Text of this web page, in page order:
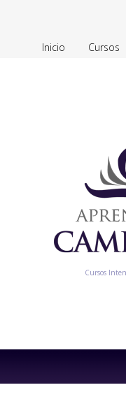
Inicio Cursos
Cursos